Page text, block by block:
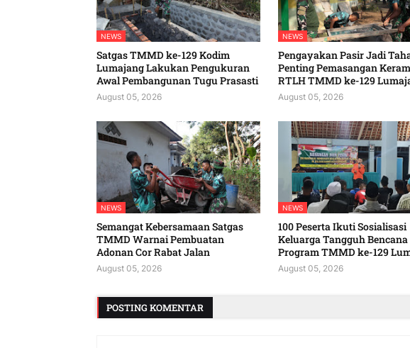
NEWS
Satgas TMMD ke-129 Kodim
Lumajang Lakukan Pengukuran
Awal Pembangunan Tugu Prasasti
August 05, 2026
NEWS
Pengayakan Pasir Jadi
Penting Pemasangan
RTLH TMMD ke-129
August 05, 2026
NEWS
Semangat Kebersamaan Satgas
TMMD Warnai Pembuatan
Adonan Cor Rabat Jalan
August 05, 2026
NEWS
100 Peserta Ikuti Sosialisasi
Keluarga Tangguh
Program TMMD ke-129
August 05, 2026
POSTING KOMENTAR